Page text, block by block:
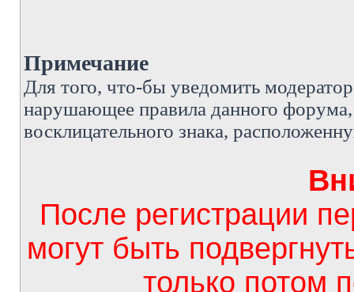
Примечание
Для того, что-бы уведомить
нарушающее правила данного форума,
восклицательного знака,
После регистрации
могут быть
только потом